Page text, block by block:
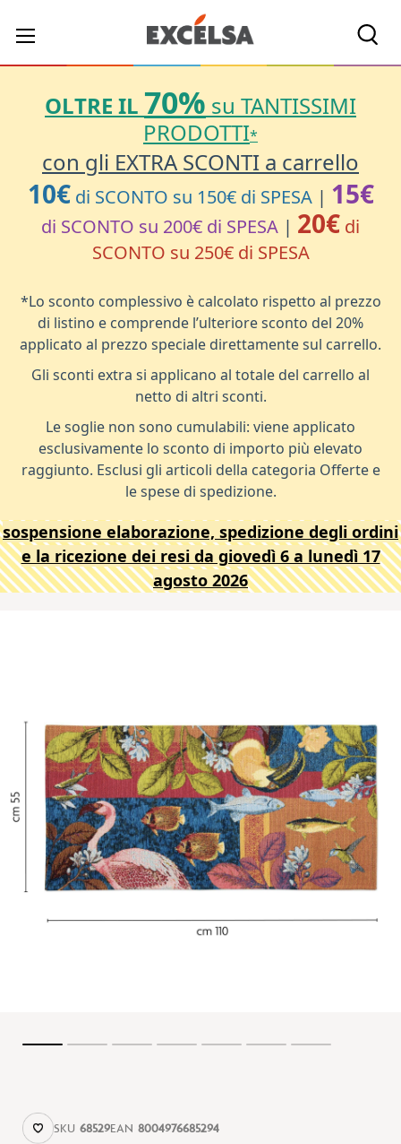
OLTRE IL 70% su TANTISSIMI
PRODOTTI*
con gli EXTRA SCONTI a carrello
10€ di SCONTO su 150€ di SPESA| 15€
di SCONTO su 200€ di SPESA | 20€ di
SCONTO su 250€ di SPESA
*Lo sconto complessivo è calcolato rispetto al prezzo
di listino e comprende l’ulteriore sconto del 20%
applicato al prezzo speciale direttamente sul carrello.
Gli sconti extra si applicano al totale del carrello al
netto di altri sconti.
Le soglie non sono cumulabili: viene applicato
esclusivamente lo sconto di importo più elevato
raggiunto. Esclusi gli articoli della categoria Offerte e
le spese di spedizione.
sospensione elaborazione, spedizione degli ordini
e la ricezione dei resi da giovedì 6 a lunedì 17
agosto 2026
SKU 68529EAN 8004976685294